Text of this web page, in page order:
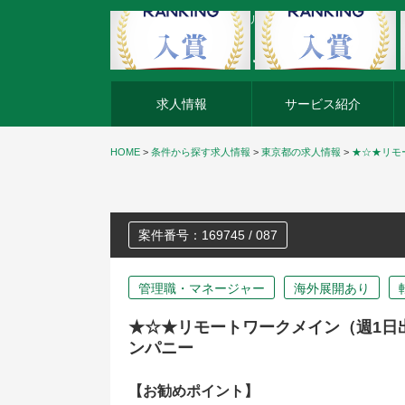
外資系企業の転職・キャリア転職ならアージスジャパン
求人情報 サービス紹介
HOME > 条件から探す求人情報 > 東京都の求人情報 > ★☆★リモー
案件番号：169745 / 087
管理職・マネージャー 海外展開あり
★☆★リモートワークメイン（週1日
ンパニー
【お勧めポイント】